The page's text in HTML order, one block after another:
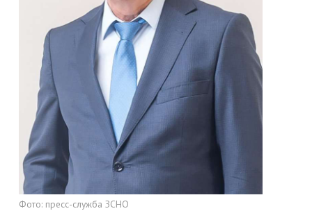
Фото: пресс-служба ЗСНО